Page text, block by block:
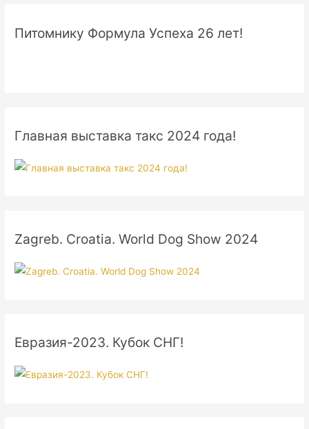
Питомнику Формула Успеха 26 лет!
Главная выставка такс 2024 года!
Zagreb. Croatia. World Dog Show 2024
Евразия-2023. Кубок СНГ!